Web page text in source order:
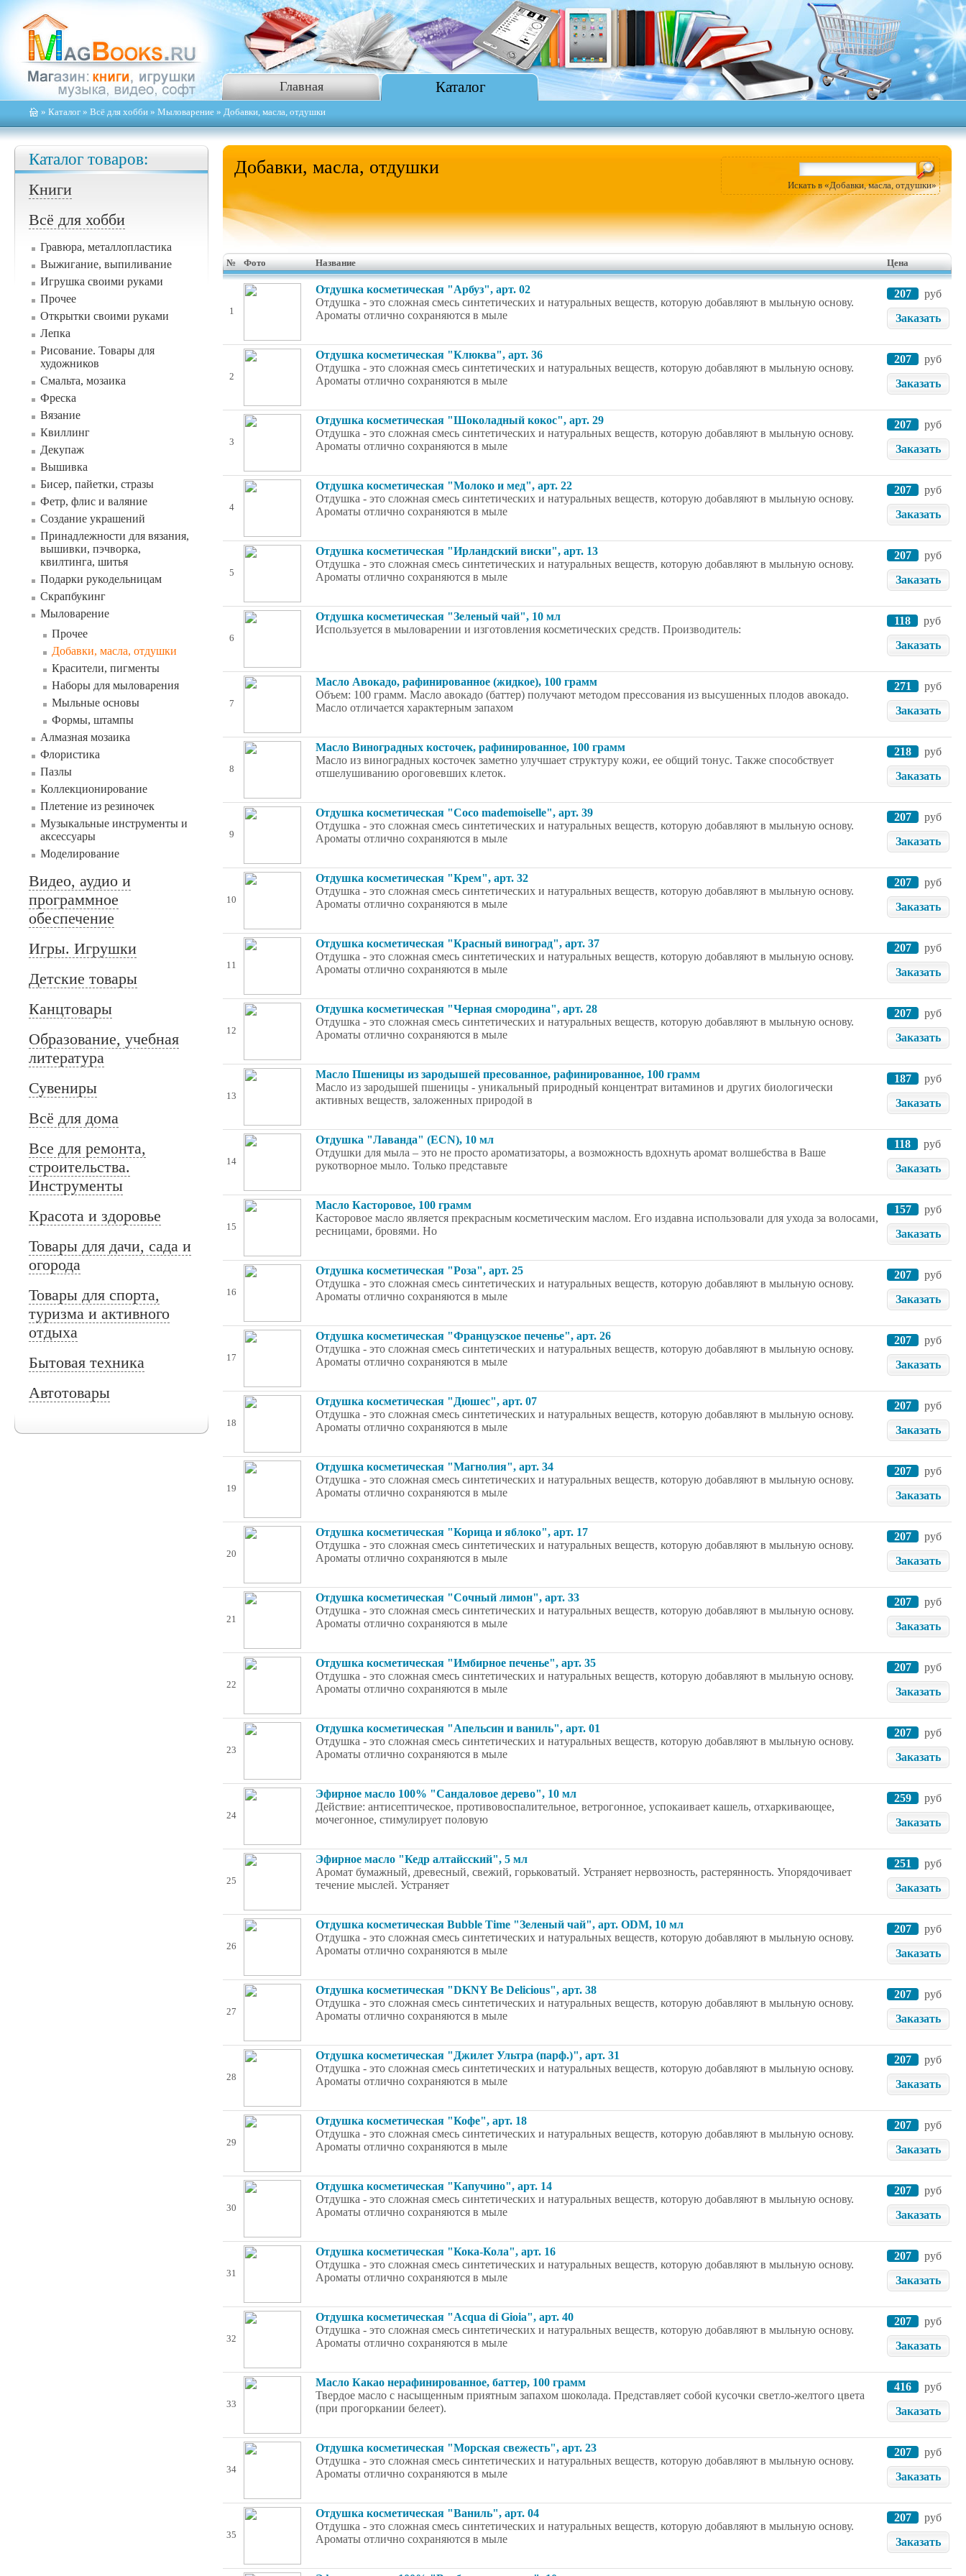
Главная Каталог
» Каталог » Всё для хобби » Мыловарение » Добавки, масла, отдушки
Каталог товаров:
Книги
Всё для хобби
Гравюра, металлопластика
Выжигание, выпиливание
Игрушка своими руками
Прочее
Открытки своими руками
Лепка
Рисование. Товары для
художников
Смальта, мозаика
Фреска
Вязание
Квиллинг
Декупаж
Вышивка
Бисер, пайетки, стразы
Фетр, флис и валяние
Создание украшений
Принадлежности для вязания,
вышивки, пэчворка,
квилтинга, шитья
Подарки рукодельницам
Скрапбукинг
Мыловарение
Прочее
Добавки, масла, отдушки
Красители, пигменты
Наборы для мыловарения
Мыльные основы
Формы, штампы
Алмазная мозаика
Флористика
Пазлы
Коллекционирование
Плетение из резиночек
Музыкальные инструменты и
аксессуары
Моделирование
Видео, аудио и
программное
обеспечение
Игры. Игрушки
Детские товары
Канцтовары
Образование, учебная
литература
Сувениры
Всё для дома
Все для ремонта,
строительства.
Инструменты
Красота и здоровье
Товары для дачи, сада и
огорода
Товары для спорта,
туризма и активного
отдыха
Бытовая техника
Автотовары
Добавки, масла, отдушки
Искать в «Добавки, масла, отдушки»
№ Фото Название Цена
1
Отдушка косметическая "Арбуз", арт. 02
Отдушка - это сложная смесь синтетических и натуральных веществ, которую добавляют в мыльную основу.
Ароматы отлично сохраняются в мыле
207
руб
Заказать
2
Отдушка косметическая "Клюква", арт. 36
Отдушка - это сложная смесь синтетических и натуральных веществ, которую добавляют в мыльную основу.
Ароматы отлично сохраняются в мыле
207
руб
Заказать
3
Отдушка косметическая "Шоколадный кокос", арт. 29
Отдушка - это сложная смесь синтетических и натуральных веществ, которую добавляют в мыльную основу.
Ароматы отлично сохраняются в мыле
207
руб
Заказать
4
Отдушка косметическая "Молоко и мед", арт. 22
Отдушка - это сложная смесь синтетических и натуральных веществ, которую добавляют в мыльную основу.
Ароматы отлично сохраняются в мыле
207
руб
Заказать
5
Отдушка косметическая "Ирландский виски", арт. 13
Отдушка - это сложная смесь синтетических и натуральных веществ, которую добавляют в мыльную основу.
Ароматы отлично сохраняются в мыле
207
руб
Заказать
6
Отдушка косметическая "Зеленый чай", 10 мл
Используется в мыловарении и изготовления косметических средств. Производитель:
118
руб
Заказать
7
Масло Авокадо, рафинированное (жидкое), 100 грамм
Объем: 100 грамм. Масло авокадо (баттер) получают методом прессования из высушенных плодов авокадо.
Масло отличается характерным запахом
271
руб
Заказать
8
Масло Виноградных косточек, рафинированное, 100 грамм
Масло из виноградных косточек заметно улучшает структуру кожи, ее общий тонус. Также способствует
отшелушиванию ороговевших клеток.
218
руб
Заказать
9
Отдушка косметическая "Coco mademoiselle", арт. 39
Отдушка - это сложная смесь синтетических и натуральных веществ, которую добавляют в мыльную основу.
Ароматы отлично сохраняются в мыле
207
руб
Заказать
10
Отдушка косметическая "Крем", арт. 32
Отдушка - это сложная смесь синтетических и натуральных веществ, которую добавляют в мыльную основу.
Ароматы отлично сохраняются в мыле
207
руб
Заказать
11
Отдушка косметическая "Красный виноград", арт. 37
Отдушка - это сложная смесь синтетических и натуральных веществ, которую добавляют в мыльную основу.
Ароматы отлично сохраняются в мыле
207
руб
Заказать
12
Отдушка косметическая "Черная смородина", арт. 28
Отдушка - это сложная смесь синтетических и натуральных веществ, которую добавляют в мыльную основу.
Ароматы отлично сохраняются в мыле
207
руб
Заказать
13
Масло Пшеницы из зародышей пресованное, рафинированное, 100 грамм
Масло из зародышей пшеницы - уникальный природный концентрат витаминов и других биологически
активных веществ, заложенных природой в
187
руб
Заказать
14
Отдушка "Лаванда" (ECN), 10 мл
Отдушки для мыла – это не просто ароматизаторы, а возможность вдохнуть аромат волшебства в Ваше
рукотворное мыло. Только представьте
118
руб
Заказать
15
Масло Касторовое, 100 грамм
Касторовое масло является прекрасным косметическим маслом. Его издавна использовали для ухода за волосами,
ресницами, бровями. Но
157
руб
Заказать
16
Отдушка косметическая "Роза", арт. 25
Отдушка - это сложная смесь синтетических и натуральных веществ, которую добавляют в мыльную основу.
Ароматы отлично сохраняются в мыле
207
руб
Заказать
17
Отдушка косметическая "Французское печенье", арт. 26
Отдушка - это сложная смесь синтетических и натуральных веществ, которую добавляют в мыльную основу.
Ароматы отлично сохраняются в мыле
207
руб
Заказать
18
Отдушка косметическая "Дюшес", арт. 07
Отдушка - это сложная смесь синтетических и натуральных веществ, которую добавляют в мыльную основу.
Ароматы отлично сохраняются в мыле
207
руб
Заказать
19
Отдушка косметическая "Магнолия", арт. 34
Отдушка - это сложная смесь синтетических и натуральных веществ, которую добавляют в мыльную основу.
Ароматы отлично сохраняются в мыле
207
руб
Заказать
20
Отдушка косметическая "Корица и яблоко", арт. 17
Отдушка - это сложная смесь синтетических и натуральных веществ, которую добавляют в мыльную основу.
Ароматы отлично сохраняются в мыле
207
руб
Заказать
21
Отдушка косметическая "Сочный лимон", арт. 33
Отдушка - это сложная смесь синтетических и натуральных веществ, которую добавляют в мыльную основу.
Ароматы отлично сохраняются в мыле
207
руб
Заказать
22
Отдушка косметическая "Имбирное печенье", арт. 35
Отдушка - это сложная смесь синтетических и натуральных веществ, которую добавляют в мыльную основу.
Ароматы отлично сохраняются в мыле
207
руб
Заказать
23
Отдушка косметическая "Апельсин и ваниль", арт. 01
Отдушка - это сложная смесь синтетических и натуральных веществ, которую добавляют в мыльную основу.
Ароматы отлично сохраняются в мыле
207
руб
Заказать
24
Эфирное масло 100% "Сандаловое дерево", 10 мл
Действие: антисептическое, противовоспалительное, ветрогонное, успокаивает кашель, отхаркивающее,
мочегонное, стимулирует половую
259
руб
Заказать
25
Эфирное масло "Кедр алтайсский", 5 мл
Аромат бумажный, древесный, свежий, горьковатый. Устраняет нервозность, растерянность. Упорядочивает
течение мыслей. Устраняет
251
руб
Заказать
26
Отдушка косметическая Bubble Time "Зеленый чай", арт. ODM, 10 мл
Отдушка - это сложная смесь синтетических и натуральных веществ, которую добавляют в мыльную основу.
Ароматы отлично сохраняются в мыле
207
руб
Заказать
27
Отдушка косметическая "DKNY Be Delicious", арт. 38
Отдушка - это сложная смесь синтетических и натуральных веществ, которую добавляют в мыльную основу.
Ароматы отлично сохраняются в мыле
207
руб
Заказать
28
Отдушка косметическая "Джилет Ультра (парф.)", арт. 31
Отдушка - это сложная смесь синтетических и натуральных веществ, которую добавляют в мыльную основу.
Ароматы отлично сохраняются в мыле
207
руб
Заказать
29
Отдушка косметическая "Кофе", арт. 18
Отдушка - это сложная смесь синтетических и натуральных веществ, которую добавляют в мыльную основу.
Ароматы отлично сохраняются в мыле
207
руб
Заказать
30
Отдушка косметическая "Капучино", арт. 14
Отдушка - это сложная смесь синтетических и натуральных веществ, которую добавляют в мыльную основу.
Ароматы отлично сохраняются в мыле
207
руб
Заказать
31
Отдушка косметическая "Кока-Кола", арт. 16
Отдушка - это сложная смесь синтетических и натуральных веществ, которую добавляют в мыльную основу.
Ароматы отлично сохраняются в мыле
207
руб
Заказать
32
Отдушка косметическая "Acqua di Gioia", арт. 40
Отдушка - это сложная смесь синтетических и натуральных веществ, которую добавляют в мыльную основу.
Ароматы отлично сохраняются в мыле
207
руб
Заказать
33
Масло Какао нерафинированное, баттер, 100 грамм
Твердое масло с насыщенным приятным запахом шоколада. Представляет собой кусочки светло-желтого цвета
(при прогоркании белеет).
416
руб
Заказать
34
Отдушка косметическая "Морская свежесть", арт. 23
Отдушка - это сложная смесь синтетических и натуральных веществ, которую добавляют в мыльную основу.
Ароматы отлично сохраняются в мыле
207
руб
Заказать
35
Отдушка косметическая "Ваниль", арт. 04
Отдушка - это сложная смесь синтетических и натуральных веществ, которую добавляют в мыльную основу.
Ароматы отлично сохраняются в мыле
207
руб
Заказать